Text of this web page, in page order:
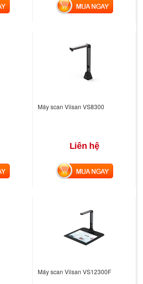
MUA NGAY
Máy scan Viisan VS8300
Liên hệ
MUA NGAY
Máy scan Viisan VS12300F